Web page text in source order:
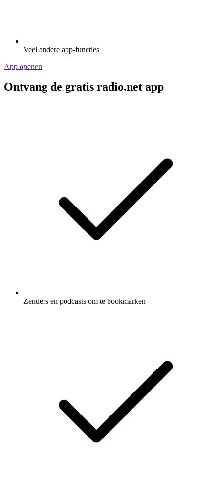
Veel andere app-functies
App openen
Ontvang de gratis radio.net app
Zenders en podcasts om te bookmarken